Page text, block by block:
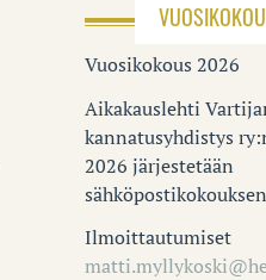
Vuosikokous 2026
Aikakauslehti
kannatusyhdistys
2026 järjestetään
Ilmoittautumiset